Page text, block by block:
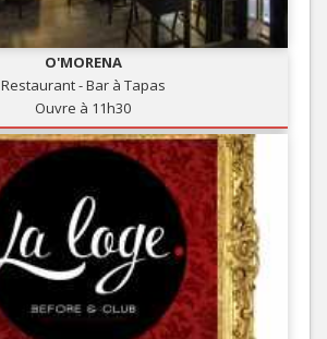
O'MORENA
Restaurant - Bar à Tapas
Ouvre à 11h30